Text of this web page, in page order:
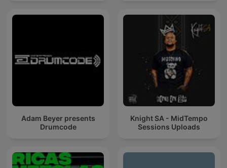
Adam Beyer presents
Drumcode
Knight SA - MidTempo
Sessions Uploads